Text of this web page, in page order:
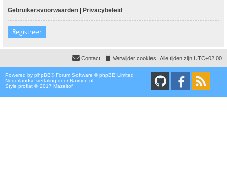
Gebruikersvoorwaarden | Privacybeleid
Registreer
Alle tijden zijn UTC+02:00
Verwijder cookies
Contact
Powered by phpBB® Forum Software © phpBB Limited
Nederlandse vertaling door Raimon.nl
Style proflat © 2017 Mazeltof